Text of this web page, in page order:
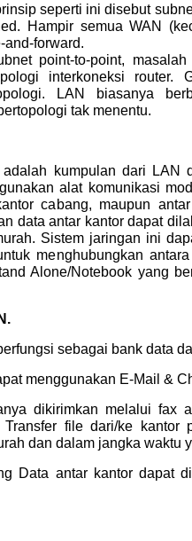
seperti ini disebut
Hampir semua WAN
and-forward.
point-to-point,
interkoneksi router.
LAN biasanya
tak menentu.
kumpulan dari LAN
alat komunikasi
cabang, maupun
data antar kantor dapat
Sistem jaringan ini
menghubungkan
Alone/Notebook yang
sebagai bank data
menggunakan E-Mail &
dikirimkan melalui fax
file dari/ke kantor
dan dalam jangka waktu
Data antar kantor dapat